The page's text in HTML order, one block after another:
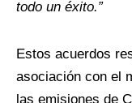
todo un éxito.”
Estos acuerdos
asociación con el
las emisiones de